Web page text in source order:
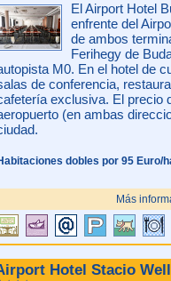
El Airport Hotel
enfrente del
de ambos
Ferihegy de
M0. En el hotel de
de conferencia,
exclusiva. El precio
(en ambas
dobles por 95 Euro/
Más
Hotel Stacio